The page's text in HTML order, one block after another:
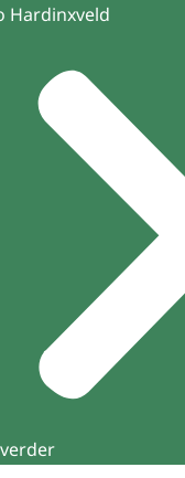
Hardinxveld